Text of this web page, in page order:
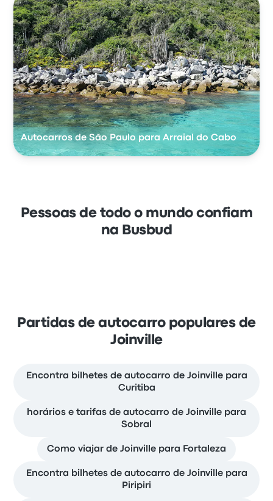
Autocarros de São Paulo para Arraial do Cabo
Pessoas de todo o mundo confiam
na Busbud
Partidas de autocarro populares de
Joinville
Encontra bilhetes de autocarro de Joinville para
Curitiba
horários e tarifas de autocarro de Joinville para
Sobral
Como viajar de Joinville para Fortaleza
Encontra bilhetes de autocarro de Joinville para
Piripiri